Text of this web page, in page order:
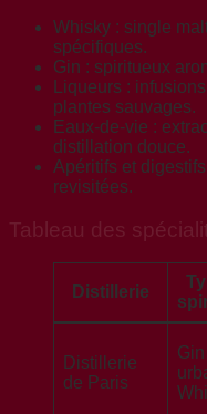
Whisky : single
spécifiques.
Gin : spiritueux
Liqueurs :
plantes sauvages.
Eaux-de-vie :
distillation douce.
Apéritifs et
revisitées.
Tableau des
Distillerie
Distillerie
de Paris
Gin